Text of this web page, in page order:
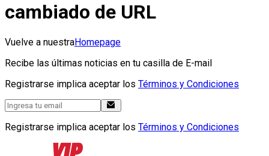
cambiado de URL
Vuelve a nuestraHomepage
Recibe las últimas noticias en tu casilla de E-mail
Registrarse implica aceptar los Términos y Condiciones
Registrarse implica aceptar los Términos y Condiciones